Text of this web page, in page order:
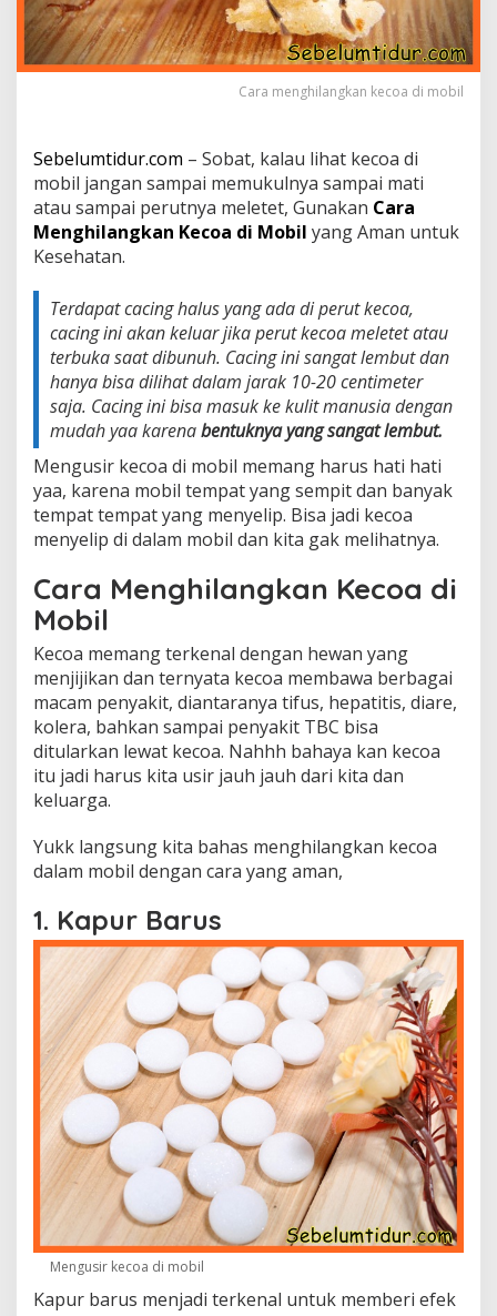
c
o
a
d
b
l
y
m
a
n
n
t
u
K
e
s
e
h
t
Cara menghilangkan kecoa di mobil
Sebelumtidur.com – Sobat, kalau lihat kecoa di
mobil jangan sampai memukulnya sampai mati
atau sampai perutnya meletet, Gunakan Cara
Menghilangkan Kecoa di Mobil yang Aman untuk
Kesehatan.
Terdapat cacing halus yang ada di perut kecoa,
cacing ini akan keluar jika perut kecoa meletet atau
terbuka saat dibunuh. Cacing ini sangat lembut dan
hanya bisa dilihat dalam jarak 10-20 centimeter
saja. Cacing ini bisa masuk ke kulit manusia dengan
mudah yaa karenabentuknya yang sangat lembut.
Mengusir kecoa di mobil memang harus hati hati
yaa, karena mobil tempat yang sempit dan banyak
tempat tempat yang menyelip. Bisa jadi kecoa
menyelip di dalam mobil dan kita gak melihatnya.
Cara Menghilangkan Kecoa di
Mobil
Kecoa memang terkenal dengan hewan yang
menjijikan dan ternyata kecoa membawa berbagai
macam penyakit, diantaranya tifus, hepatitis, diare,
kolera, bahkan sampai penyakit TBC bisa
ditularkan lewat kecoa. Nahhh bahaya kan kecoa
itu jadi harus kita usir jauh jauh dari kita dan
keluarga.
Yukk langsung kita bahas menghilangkan kecoa
dalam mobil dengan cara yang aman,
1. Kapur Barus
Mengusir kecoa di mobil
Kapur barus menjadi terkenal untuk memberi efek